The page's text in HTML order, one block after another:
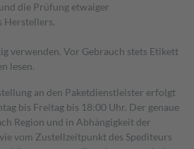
die Prüfung etwaiger
Herstellers.
verwenden. Vor Gebrauch stets Etikett
lesen.
an den Paketdienstleister erfolgt
bis Freitag bis 18:00 Uhr. Der genaue
Region und in Abhängigkeit der
vom Zustellzeitpunkt des Spediteurs